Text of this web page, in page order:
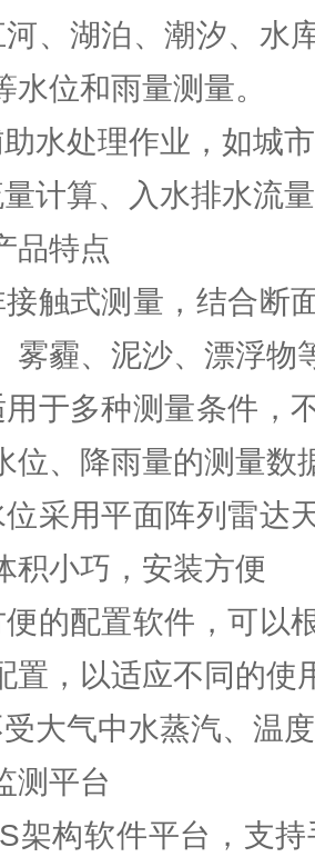
湖泊、潮汐、水
水位和雨量测量。
处理作业，如城市
算、入水排水流量
特点
式测量，结合断
雾霾、泥沙、漂浮物
多种测量条件，
位、降雨量的测量数
用平面阵列雷达
积小巧，安装方便
配置软件，可以
置，以适应不同的使
气中水蒸汽、温度
平台
构软件平台，支持